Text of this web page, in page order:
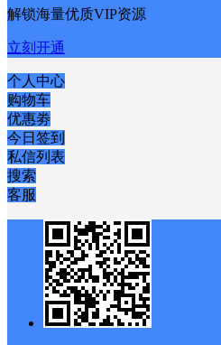
解锁海量优质VIP资源
立刻开通
个人中心
购物车
优惠劵
今日签到
私信列表
搜索
客服